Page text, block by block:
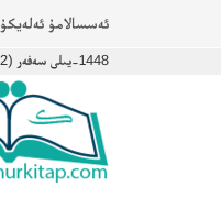
ئەسسالامۇ
1448-يىلى سەفەر (2), 24